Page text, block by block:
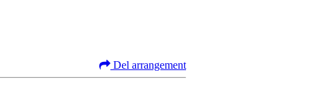
Del arrangement